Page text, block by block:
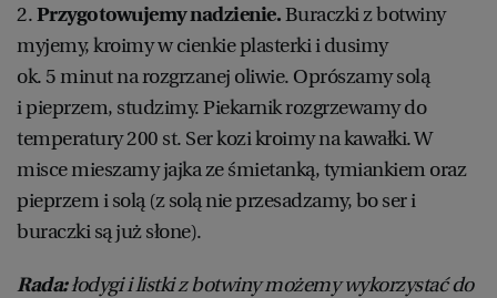
2.Przygotowujemy nadzienie.Buraczki z botwiny
myjemy, kroimy w cienkie plasterki i dusimy
ok. 5 minut na rozgrzanej oliwie. Oprószamy solą
i pieprzem, studzimy. Piekarnik rozgrzewamy do
temperatury 200 st. Ser kozi kroimy na kawałki. W
misce mieszamy jajka ze śmietanką, tymiankiem oraz
pieprzem i solą (z solą nie przesadzamy, bo ser i
buraczki są już słone).
Rada:łodygi i listki z botwiny możemy wykorzystać do